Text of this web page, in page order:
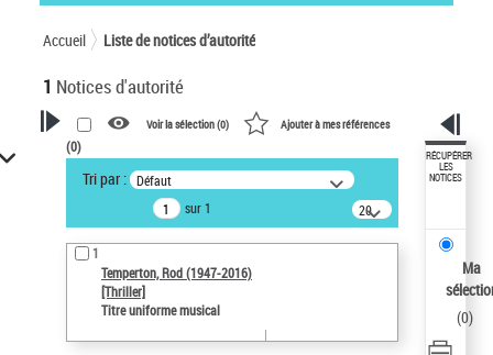
Accueil Liste de notices d’autorité
1 Notices d'autorité
VOTRE RECHERCHE
Recherche avancée dans les
notices d’autorité
Œuvres liées à l'auteur :
Temperton, Rod (1947-2016)
Auteur d’œuvre
Voir la sélection (0) Ajouter à mes références
(0)
Tri par : Défaut
sur 1
20
résultats/page
1
Temperton, Rod (1947-2016)
[Thriller]
Titre uniforme musical
RÉCUPÉRER
LES
NOTICES
Ma
(0)